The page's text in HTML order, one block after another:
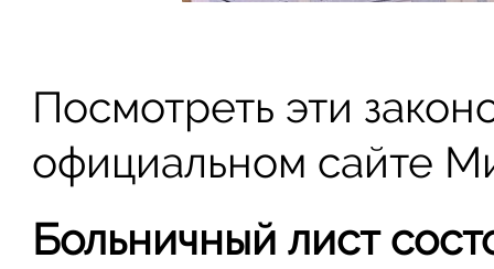
Посмотреть эти
официальном сайте
Больничный лист